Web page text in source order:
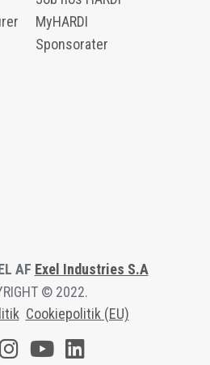
MyHARDI
Sponsorater
AF Exel Industries S.A
© 2022.
Cookiepolitik (EU)